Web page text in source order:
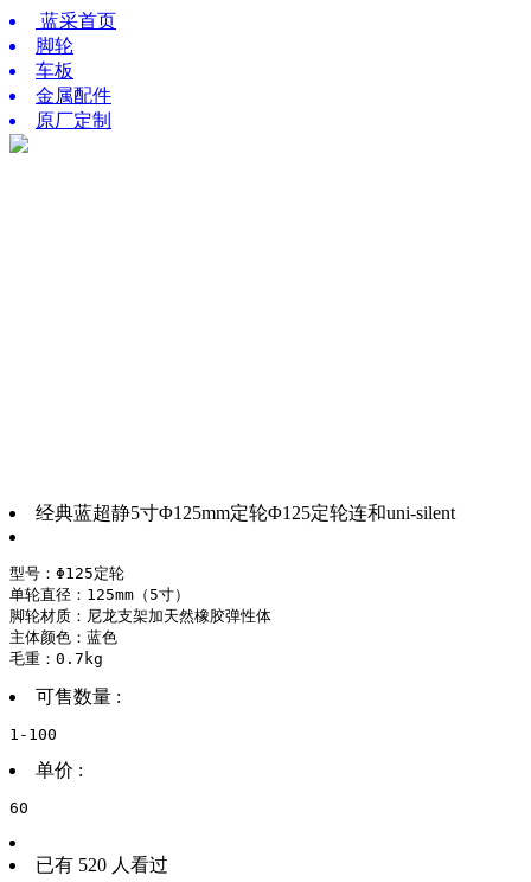
蓝采首页
脚轮
车板
金属配件
原厂定制
经典蓝超静5寸Φ125mm定轮Φ125定轮连和uni-silent
型号：Φ125定轮
单轮直径：125mm（5寸）
脚轮材质：尼龙支架加天然橡胶弹性体
主体颜色：蓝色
毛重：0.7kg
可售数量 :
1-100
单价 :
60
已有 520 人看过